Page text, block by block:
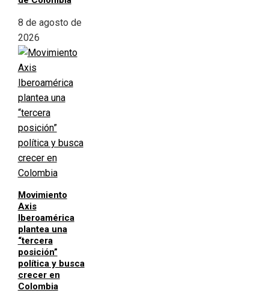
8 de agosto de
2026
Movimiento
Axis
Iberoamérica
plantea una
“tercera
posición”
política y busca
crecer en
Colombia